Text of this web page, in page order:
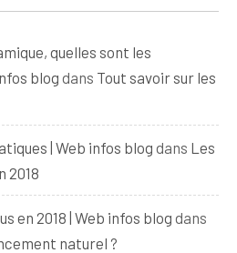
quelles sont les
blog dans Tout savoir sur les
| Web infos blog dans Les
2018
en 2018 | Web infos blog dans
naturel ?